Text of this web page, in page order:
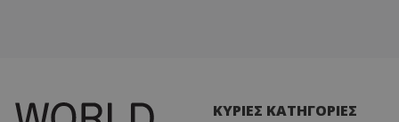
ΚΥΡΙΕΣ ΚΑΤΗΓΟΡΙΕΣ